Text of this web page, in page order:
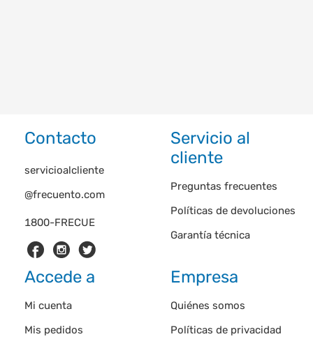
Contacto
1800-FRECUE
servicioalcliente
@frecuento.com
Servicio al
cliente
Preguntas frecuentes
Políticas de devoluciones
Garantía técnica
Accede a
Mi cuenta
Mis pedidos
Empresa
Quiénes somos
Políticas de privacidad